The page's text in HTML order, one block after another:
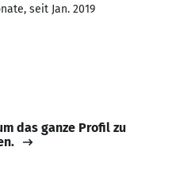
seit Jan. 2019
das ganze Profil zu